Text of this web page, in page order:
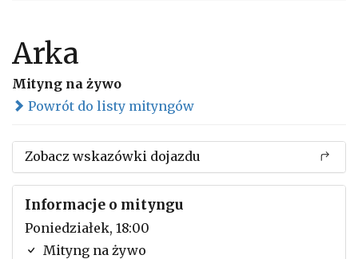
Arka
Mityng na żywo
Powrót do listy mityngów
Zobacz wskazówki dojazdu
Informacje o mityngu
Poniedziałek, 18:00
Mityng na żywo